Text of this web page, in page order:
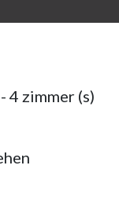
4 zimmer (s)